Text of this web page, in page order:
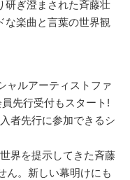
研ぎ澄まされた斉藤壮
な楽曲と言葉の世界観
ャルアーティストファ
先行受付もスタート!
者先行に参加できるシ
界を提示してきた斉藤
ん。新しい幕明けにも